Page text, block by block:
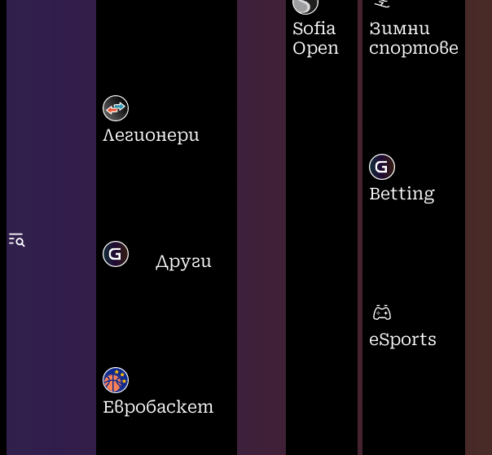
Легионери
Други
Евробаскет
Sofia
Open
Зимни
спортове
Betting
eSports